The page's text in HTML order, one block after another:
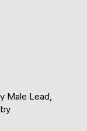
Male Lead,